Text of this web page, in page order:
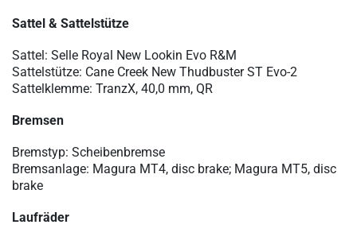
Sattel & Sattelstütze
Sattel: Selle Royal New Lookin Evo R&M
Sattelstütze: Cane Creek New Thudbuster ST Evo-2
Sattelklemme: TranzX, 40,0 mm, QR
Bremsen
Bremstyp: Scheibenbremse
Bremsanlage: Magura MT4, disc brake; Magura MT5, disc
brake
Laufräder